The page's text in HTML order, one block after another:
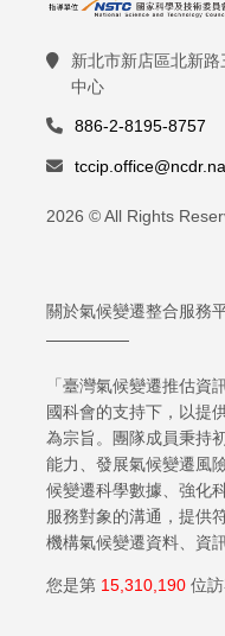
新北市新店區北新
中心
886-2-8195-8757
2026 © All Rights
關於氣候變遷整合服務
「臺灣氣候變遷推估資
國科會的支持下，以提
為宗旨。團隊成員秉持
能力、發展氣候變遷風
候變遷科學數據、強化
服務對象的溝通，提供
機構氣候變遷資料、資
您是第 15,310,190 位